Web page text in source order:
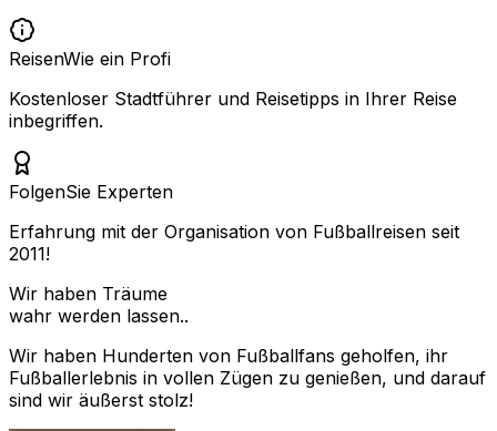
ReisenWie ein Profi
Kostenloser Stadtführer und Reisetipps in Ihrer Reise
inbegriffen.
FolgenSie Experten
Erfahrung mit der Organisation von Fußballreisen seit
2011!
Wir haben Träume
wahr werden lassen..
Wir haben Hunderten von Fußballfans geholfen, ihr
Fußballerlebnis in vollen Zügen zu genießen, und darauf
sind wir äußerst stolz!